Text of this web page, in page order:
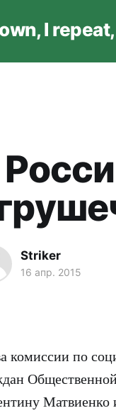
I
Striker
16 апр. 2015
комиссии по
Матвиенко